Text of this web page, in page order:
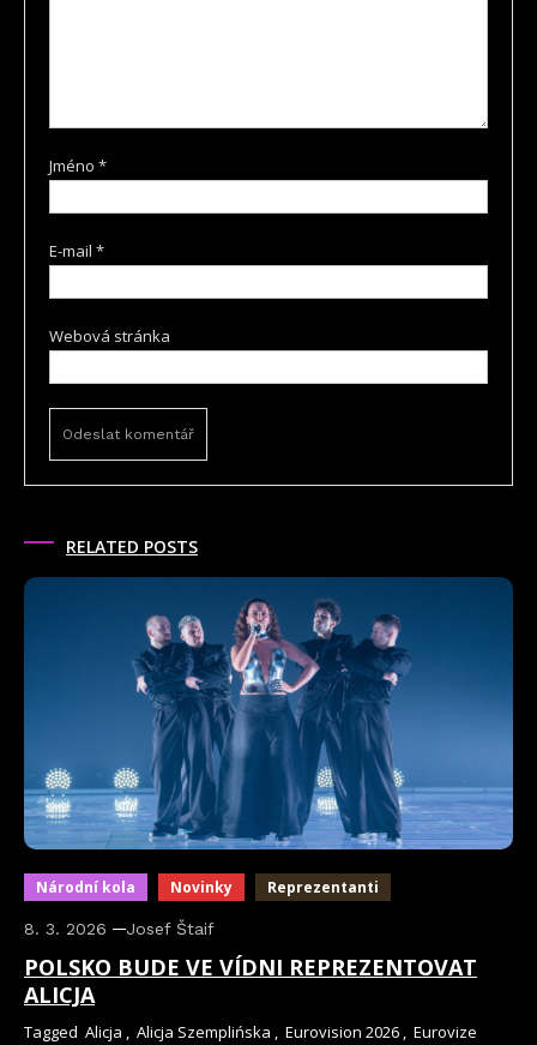
Jméno *
E-mail *
Webová stránka
RELATED POSTS
Národní kola Novinky Reprezentanti
8. 3. 2026 Josef Štaif
POLSKO BUDE VE VÍDNI REPREZENTOVAT
ALICJA
Tagged Alicja , Alicja Szemplińska , Eurovision 2026 , Eurovize